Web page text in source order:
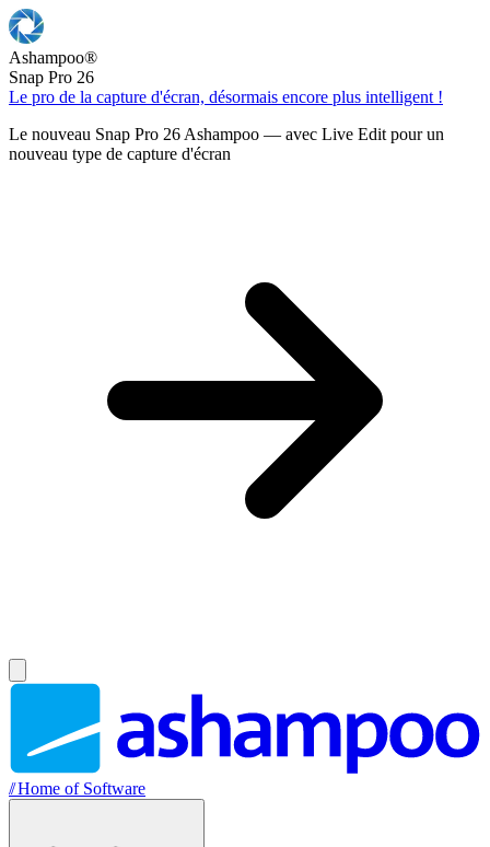
Ashampoo®
Snap Pro 26
Le pro de la capture d'écran, désormais encore plus intelligent !
Le nouveau Snap Pro 26 Ashampoo — avec Live Edit pour un
nouveau type de capture d'écran
//Home of Software